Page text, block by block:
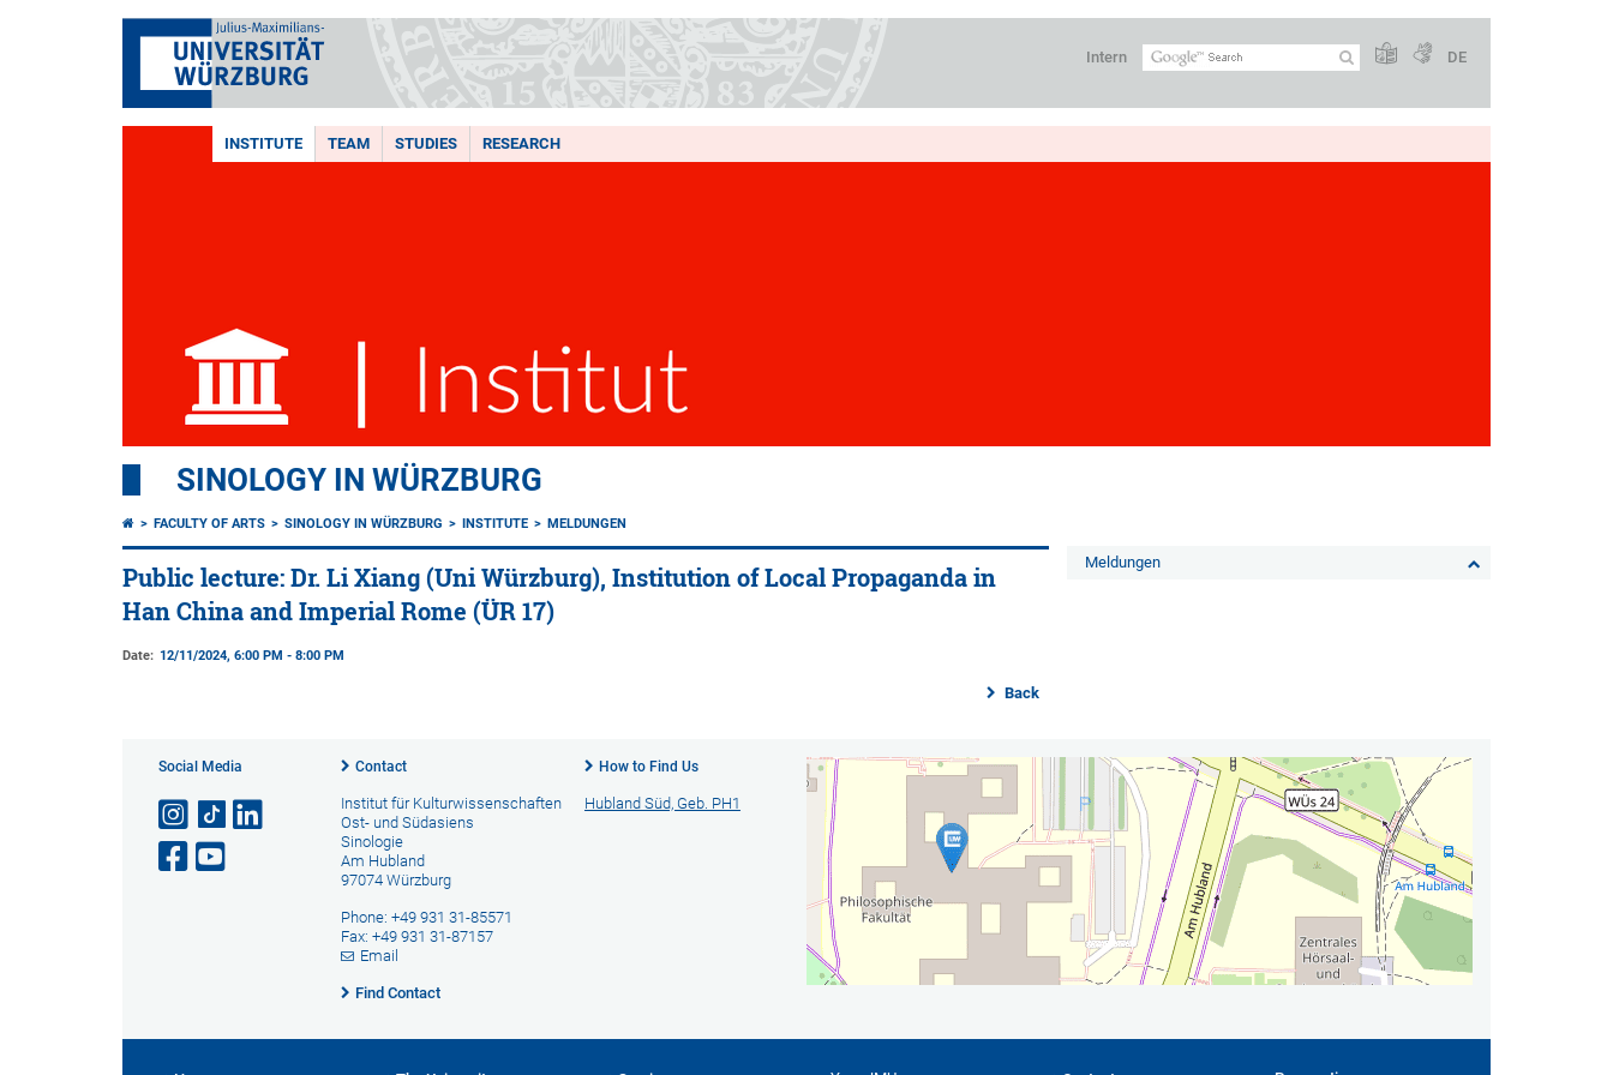
Intern DE
INSTITUTE TEAM STUDIES RESEARCH
SINOLOGY IN WÜRZBURG
FACULTY OF ARTS SINOLOGY IN WÜRZBURG INSTITUTE MELDUNGEN
Public lecture: Dr. Li Xiang (Uni Würzburg), Institution of Local Propaganda in
Han China and Imperial Rome (ÜR 17)
Date: 12/11/2024, 6:00 PM - 8:00 PM
Back
Meldungen
Social Media Contact
Institut für Kulturwissenschaften
Ost- und Südasiens
Sinologie
Am Hubland
97074 Würzburg
Phone: +49 931 31-85571
Fax: +49 931 31-87157
Email
Find Contact
How to Find Us
Hubland Süd, Geb. PH1